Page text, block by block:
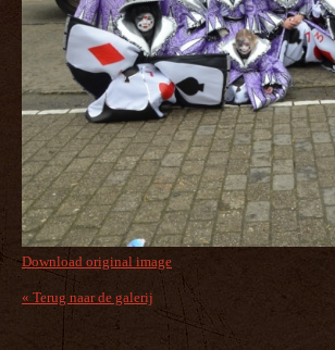
Download original image
« Terug naar de galerij